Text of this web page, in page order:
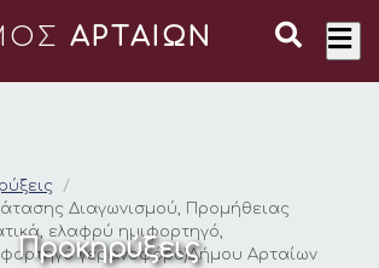
ΑΡΤΑΙΩΝ
Διαγωνισμού, Προμήθειας
ελαφρύ ημιφορτηγό,
φορτηγό γερανοφόρο)Δήμου Αρταίων
Προκηρύξεις